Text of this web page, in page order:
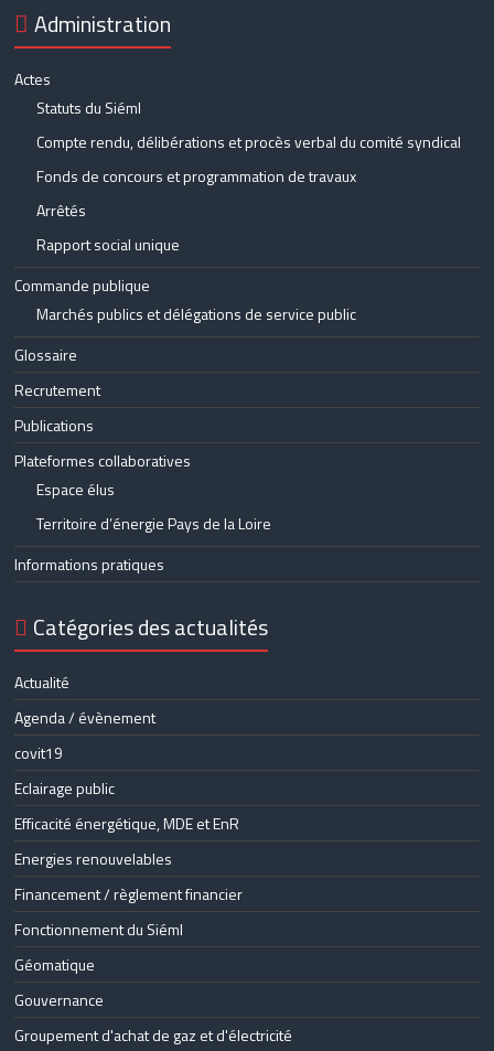
Administration
Actes
Statuts du Siéml
Compte rendu, délibérations et procès verbal du comité syndical
Fonds de concours et programmation de travaux
Arrêtés
Rapport social unique
Commande publique
Marchés publics et délégations de service public
Glossaire
Recrutement
Publications
Plateformes collaboratives
Espace élus
Territoire d’énergie Pays de la Loire
Informations pratiques
Catégories des actualités
Actualité
Agenda / évènement
covit19
Eclairage public
Efficacité énergétique, MDE et EnR
Energies renouvelables
Financement / règlement financier
Fonctionnement du Siéml
Géomatique
Gouvernance
Groupement d'achat de gaz et d'électricité